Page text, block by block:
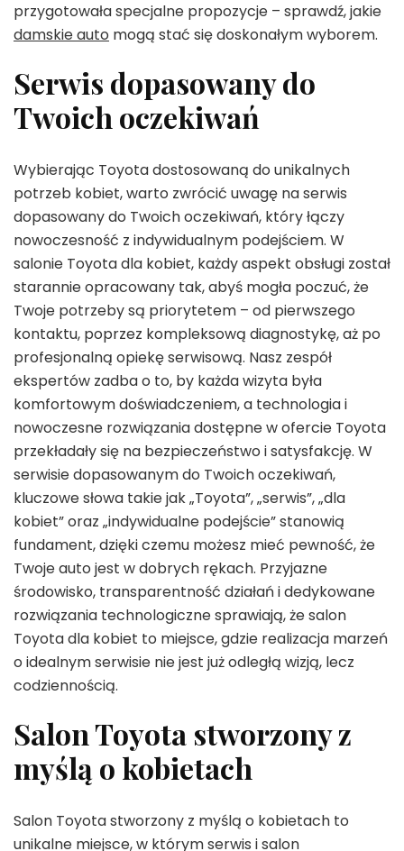
przygotowała specjalne propozycje – sprawdź, jakie
damskie auto mogą stać się doskonałym wyborem.
Serwis dopasowany do
Twoich oczekiwań
Wybierając Toyota dostosowaną do unikalnych
potrzeb kobiet, warto zwrócić uwagę na serwis
dopasowany do Twoich oczekiwań, który łączy
nowoczesność z indywidualnym podejściem. W
salonie Toyota dla kobiet, każdy aspekt obsługi został
starannie opracowany tak, abyś mogła poczuć, że
Twoje potrzeby są priorytetem – od pierwszego
kontaktu, poprzez kompleksową diagnostykę, aż po
profesjonalną opiekę serwisową. Nasz zespół
ekspertów zadba o to, by każda wizyta była
komfortowym doświadczeniem, a technologia i
nowoczesne rozwiązania dostępne w ofercie Toyota
przekładały się na bezpieczeństwo i satysfakcję. W
serwisie dopasowanym do Twoich oczekiwań,
kluczowe słowa takie jak „Toyota”, „serwis”, „dla
kobiet” oraz „indywidualne podejście” stanowią
fundament, dzięki czemu możesz mieć pewność, że
Twoje auto jest w dobrych rękach. Przyjazne
środowisko, transparentność działań i dedykowane
rozwiązania technologiczne sprawiają, że salon
Toyota dla kobiet to miejsce, gdzie realizacja marzeń
o idealnym serwisie nie jest już odległą wizją, lecz
codziennością.
Salon Toyota stworzony z
myślą o kobietach
Salon Toyota stworzony z myślą o kobietach to
unikalne miejsce, w którym serwis i salon